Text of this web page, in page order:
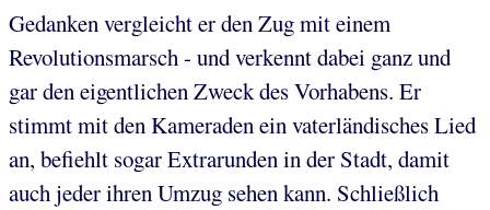
Gedanken vergleicht er den Zug mit einem
Revolutionsmarsch - und verkennt dabei ganz und
gar den eigentlichen Zweck des Vorhabens. Er
stimmt mit den Kameraden ein vaterländisches Lied
an, befiehlt sogar Extrarunden in der Stadt, damit
auch jeder ihren Umzug sehen kann. Schließlich